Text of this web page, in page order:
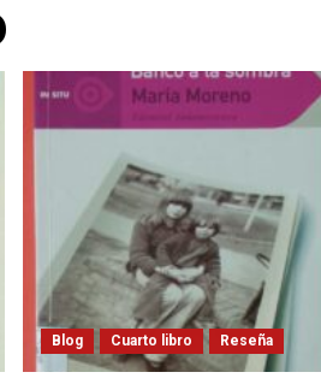
Blog Cuarto libro Reseña